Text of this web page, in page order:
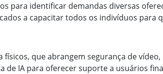
para identificar demandas diversas
a capacitar todos os indivíduos
que abrangem segurança de
IA para oferecer suporte a usuários